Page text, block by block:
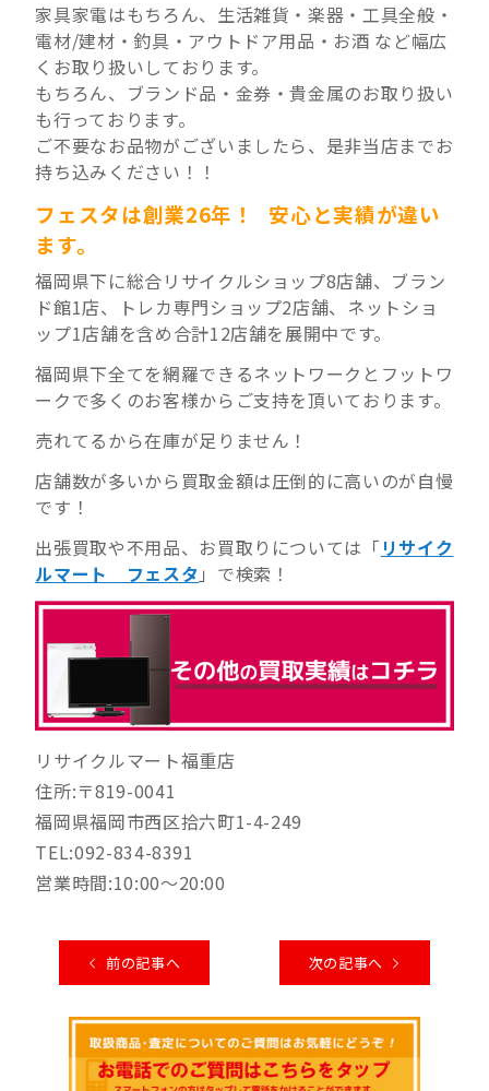
家具家電はもちろん、生活雑貨・楽器・工具全般・
電材/建材・釣具・アウトドア用品・お酒 など幅広
くお取り扱いしております。
もちろん、ブランド品・金券・貴金属のお取り扱い
も行っております。
ご不要なお品物がございましたら、是非当店までお
持ち込みください！！
フェスタは創業26年！ 安心と実績が違い
ます。
福岡県下に総合リサイクルショップ8店舗、ブラン
ド館1店、トレカ専門ショップ2店舗、ネットショ
ップ1店舗を含め合計12店舗を展開中です。
福岡県下全てを網羅できるネットワークとフットワ
ークで多くのお客様からご支持を頂いております。
売れてるから在庫が足りません！
店舗数が多いから買取金額は圧倒的に高いのが自慢
です！
出張買取や不用品、お買取りについては「 リサイク
ルマート フェスタ 」で検索！
リサイクルマート福重店
住所:〒819-0041
福岡県福岡市西区拾六町1-4-249
TEL:092-834-8391
営業時間:10:00～20:00
前の記事へ 次の記事へ